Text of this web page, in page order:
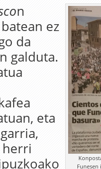
Funesen
n
ez
da
galduta.
eta
herri